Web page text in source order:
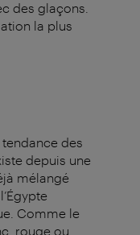
des glaçons.
la plus
des
depuis une
mélangé
Comme le
rouge ou